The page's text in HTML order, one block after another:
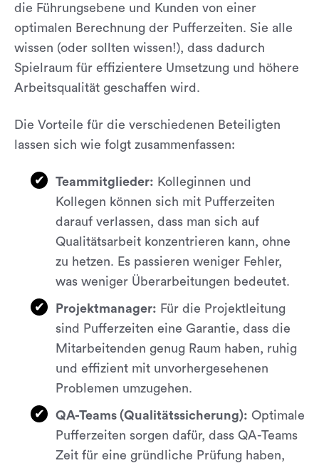
die Führungsebene und Kunden von einer
optimalen Berechnung der Pufferzeiten. Sie alle
wissen (oder sollten wissen!), dass dadurch
Spielraum für effizientere Umsetzung und höhere
Arbeitsqualität geschaffen wird.
Die Vorteile für die verschiedenen Beteiligten
lassen sich wie folgt zusammenfassen:
Teammitglieder: Kolleginnen und
Kollegen können sich mit Pufferzeiten
darauf verlassen, dass man sich auf
Qualitätsarbeit konzentrieren kann, ohne
zu hetzen. Es passieren weniger Fehler,
was weniger Überarbeitungen bedeutet.
Projektmanager: Für die Projektleitung
sind Pufferzeiten eine Garantie, dass die
Mitarbeitenden genug Raum haben, ruhig
und effizient mit unvorhergesehenen
Problemen umzugehen.
QA-Teams (Qualitätssicherung): Optimale
Pufferzeiten sorgen dafür, dass QA-Teams
Zeit für eine gründliche Prüfung haben,